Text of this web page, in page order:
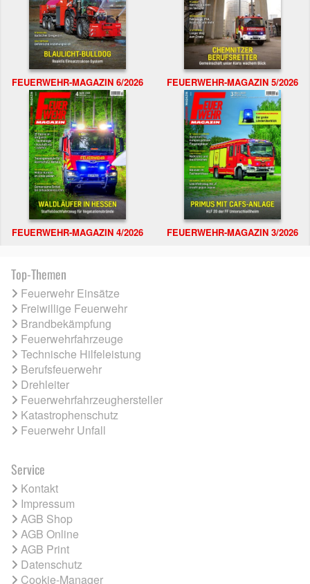
FEUERWEHR-MAGAZIN 6/2026 FEUERWEHR-MAGAZIN 5/2026
FEUERWEHR-MAGAZIN 4/2026 FEUERWEHR-MAGAZIN 3/2026
Top-Themen
Feuerwehr Einsätze
Freiwillige Feuerwehr
Brandbekämpfung
Feuerwehrfahrzeuge
Technische Hilfeleistung
Berufsfeuerwehr
Drehleiter
Feuerwehrfahrzeughersteller
Katastrophenschutz
Feuerwehr Unfall
Service
Kontakt
Impressum
AGB Shop
AGB Online
AGB Print
Datenschutz
Cookie-Manager